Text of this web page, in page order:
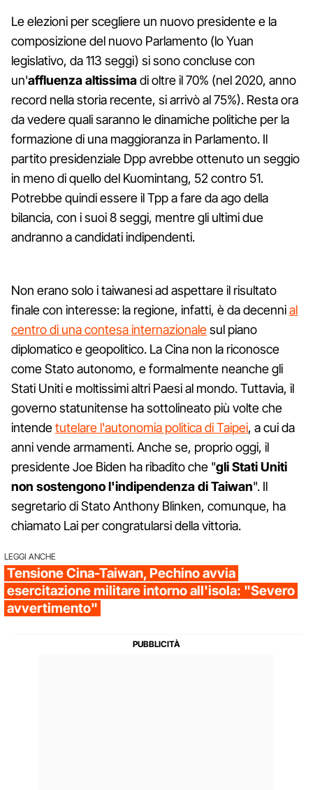
Le elezioni per scegliere un nuovo presidente e la
composizione del nuovo Parlamento (lo Yuan
legislativo, da 113 seggi) si sono concluse con
un'affluenza altissimadi oltre il 70% (nel 2020, anno
record nella storia recente, si arrivò al 75%). Resta ora
da vedere quali saranno le dinamiche politiche per la
formazione di una maggioranza in Parlamento. Il
partito presidenziale Dpp avrebbe ottenuto un seggio
in meno di quello del Kuomintang, 52 contro 51.
Potrebbe quindi essere il Tpp a fare da ago della
bilancia, con i suoi 8 seggi, mentre gli ultimi due
andranno a candidati indipendenti.
Non erano solo i taiwanesi ad aspettare il risultato
finale con interesse: la regione, infatti, è da decennial
centro di una contesa internazionalesul piano
diplomatico e geopolitico. La Cina non la riconosce
come Stato autonomo, e formalmente neanche gli
Stati Uniti e moltissimi altri Paesi al mondo. Tuttavia, il
governo statunitense ha sottolineato più volte che
intendetutelare l'autonomia politica di Taipei, a cui da
anni vende armamenti. Anche se, proprio oggi, il
presidente Joe Biden ha ribadito che "gli Stati Uniti
non sostengono l'indipendenza di Taiwan". Il
segretario di Stato Anthony Blinken, comunque, ha
chiamato Lai per congratularsi della vittoria.
LEGGI ANCHE
Tensione Cina-Taiwan, Pechino avvia
esercitazione militare intorno all'isola: "Severo
avvertimento"